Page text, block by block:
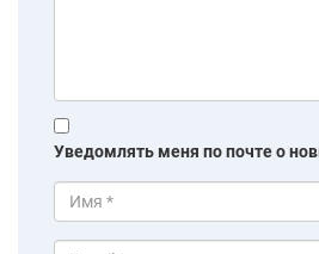
Уведомлять меня по почте о